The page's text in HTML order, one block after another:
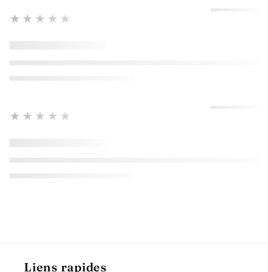
★★★★★
★★★★★
Liens rapides